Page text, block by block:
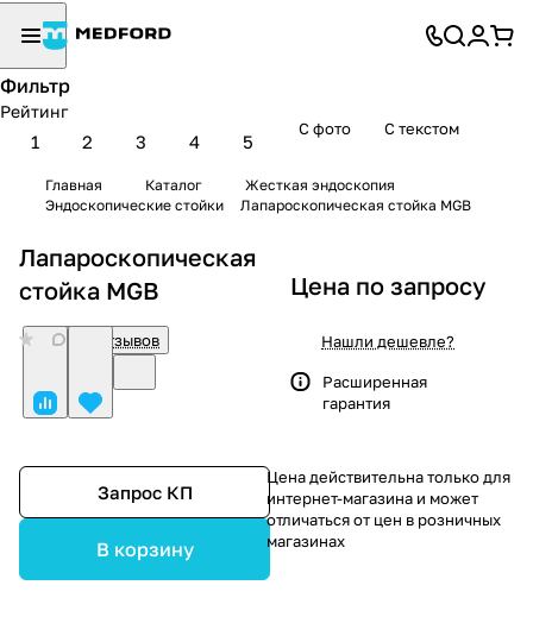
Фильтр
Рейтинг
1 2 3 4 5
С фото С текстом
Главная Каталог
Жесткая эндоскопия
Эндоскопические стойки
Лапароскопическая стойка MGB
Лапароскопическая
стойка MGB
Нет отзывов
Запрос КП
В корзину
Цена по запросу
Нашли дешевле?
Расширенная
гарантия
Цена действительна только для
интернет-магазина и может
отличаться от цен в розничных
магазинах